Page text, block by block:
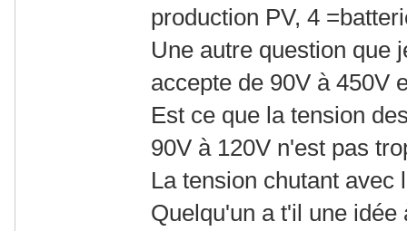
production PV, 4
Une autre question que
accepte de 90V à 450V
Est ce que la tension
90V à 120V n'est pas
La tension chutant avec
Quelqu'un a t'il une idée